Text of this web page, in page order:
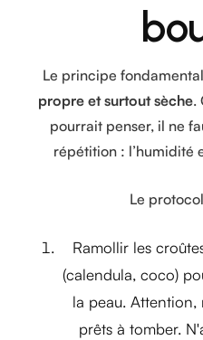
Le principe
propre et surtout sèche.
pourrait penser, il ne
répétition : l’humidité
Le
Ramollir les
(calendula, coco)
la peau. Attention,
prêts à tomber.